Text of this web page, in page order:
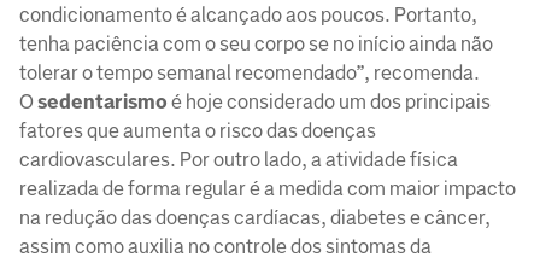
condicionamento é alcançado aos poucos. Portanto,
tenha paciência com o seu corpo se no início ainda não
tolerar o tempo semanal recomendado”, recomenda.
O sedentarismo é hoje considerado um dos principais
fatores que aumenta o risco das doenças
cardiovasculares. Por outro lado, a atividade física
realizada de forma regular é a medida com maior impacto
na redução das doenças cardíacas, diabetes e câncer,
assim como auxilia no controle dos sintomas da